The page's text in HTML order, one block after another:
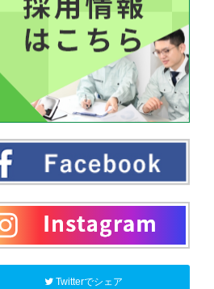
Twitterでシェア